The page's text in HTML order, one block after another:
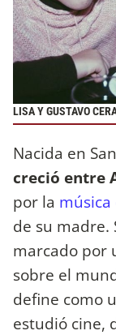
LISA Y GUSTAVO
Nacida en
creció entre
por la
de su madre.
marcado por
sobre el
define como
estudió cine,